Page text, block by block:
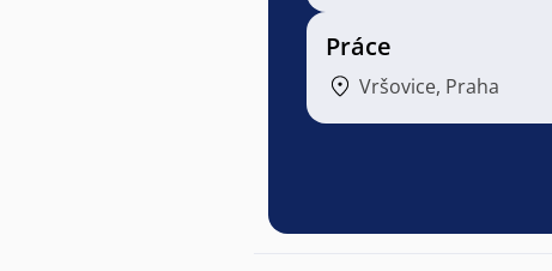
Práce
Vršovice, Praha